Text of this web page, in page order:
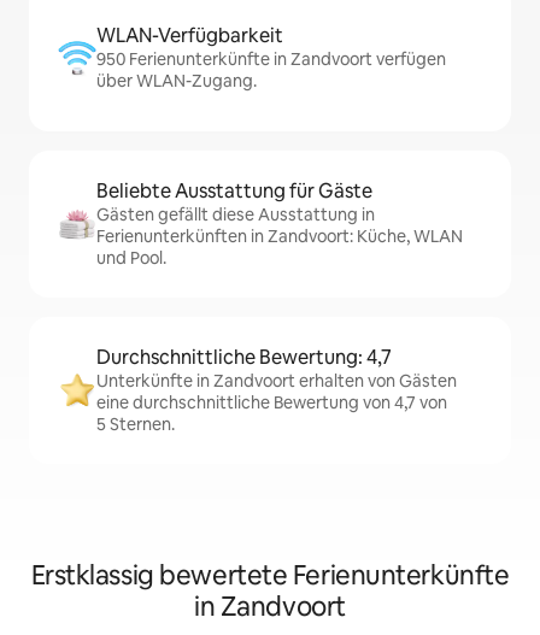
WLAN-Verfügbarkeit
950 Ferienunterkünfte in Zandvoort verfügen
über WLAN-Zugang.
Beliebte Ausstattung für Gäste
Gästen gefällt diese Ausstattung in
Ferienunterkünften in Zandvoort: Küche, WLAN
und Pool.
Durchschnittliche Bewertung: 4,7
Unterkünfte in Zandvoort erhalten von Gästen
eine durchschnittliche Bewertung von 4,7 von
5 Sternen.
Erstklassig bewertete Ferienunterkünfte
in Zandvoort